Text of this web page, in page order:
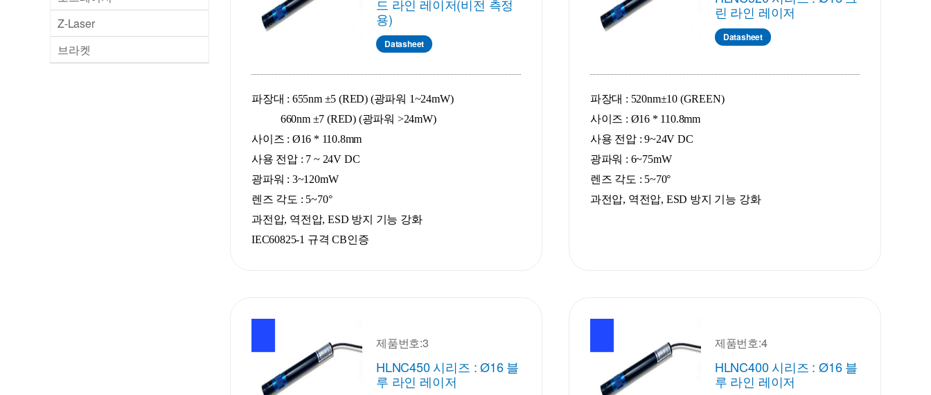
Z-Laser
브라켓
드 라인 레이저(비전 측정
용)
Datasheet
파장대 : 655nm ±5 (RED) (광파워 1~24mW)
660nm ±7 (RED) (광파워 >24mW)
사이즈 : Ø16 * 110.8mm
사용 전압 : 7 ~ 24V DC
광파워 : 3~120mW
렌즈 각도 : 5~70°
과전압, 역전압, ESD 방지 기능 강화
IEC60825-1 규격 CB인증
린 라인 레이저
Datasheet
파장대 : 520nm±10 (GREEN)
사이즈 : Ø16 * 110.8mm
사용 전압 : 9~24V DC
광파워 : 6~75mW
렌즈 각도 : 5~70°
과전압, 역전압, ESD 방지 기능 강화
제품번호:3
HLNC450 시리즈 : Ø16 블
루 라인 레이저
제품번호:4
HLNC400 시리즈 : Ø16 블
루 라인 레이저